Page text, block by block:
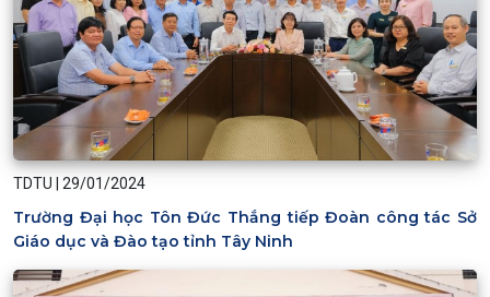
TDTU 29/01/2024
Trường Đại học Tôn Đức Thắng tiếp Đoàn công tác Sở
Giáo dục và Đào tạo tỉnh Tây Ninh